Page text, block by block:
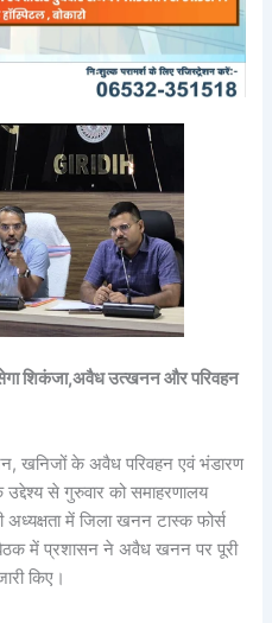
शिकंजा,अवैध उत्खनन और परिवहन
खनिजों के अवैध परिवहन एवं भंडारण
से गुरुवार को समाहरणालय
अध्यक्षता में जिला खनन टास्क फोर्स
में प्रशासन ने अवैध खनन पर पूरी
किए।